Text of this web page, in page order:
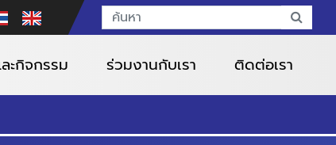
ะกิจกรรม ร่วมงานกับเรา ติดต่อเรา